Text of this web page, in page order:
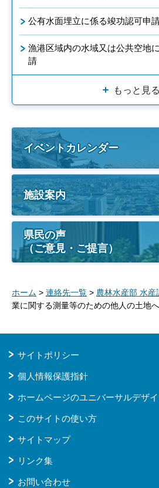
公有水面埋立に係る竣功認可申
漁港区域内の水域又は公共空地
請
もっと見る
イベントカレンダー
施設案内
県民の声
（ご意見・ご提言）
ホーム > 連絡先一覧 > 農林水産部 水産
業に関する測量等のための他人の土地
サイトポリシー
個人情報保護指針
ホームページのユニバーサルデザ
このサイトの使い方
サイトマップ
リンク集
お問い合わせ